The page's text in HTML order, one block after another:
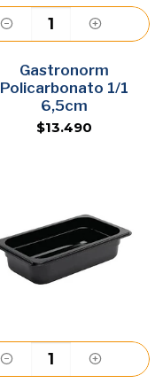
Agregar
Gastronorm
Policarbonato 1/1
6,5cm
$13.490